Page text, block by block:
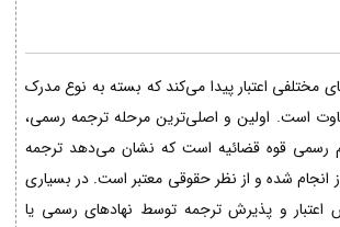
مختلفی اعتبار پیدا می‌کند که بسته به نوع مدرک
است. اولین و اصلی‌ترین مرحله ترجمه رسمی،
رسمی قوه قضائیه است که نشان می‌دهد ترجمه
انجام شده و از نظر حقوقی معتبر است. در بسیاری
اعتبار و پذیرش ترجمه توسط نهادهای رسمی یا